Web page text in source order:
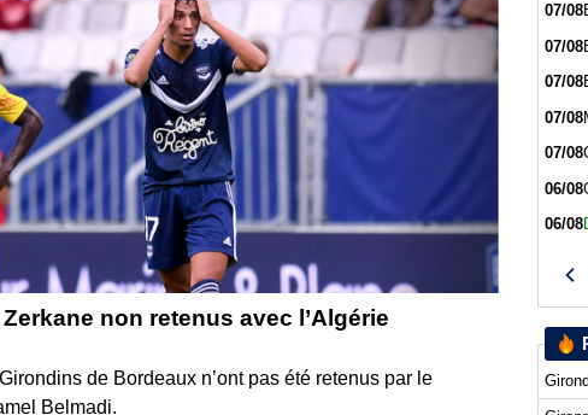
non retenus avec l’Algérie
de Bordeaux n’ont pas été retenus par le
Belmadi.
07/08
07/08
07/08
07/08
07/08
06/08
06/08